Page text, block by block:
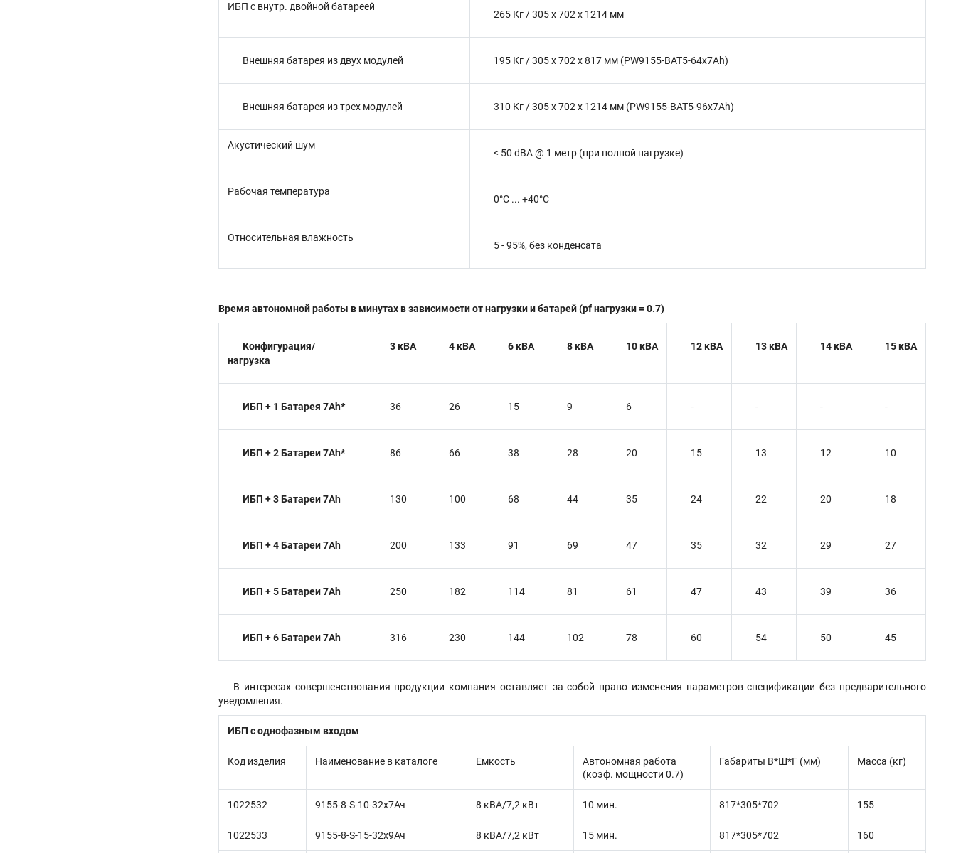
ИБП с внутр. двойной батареей
265 Кг / 305 x 702 x 1214 мм
Внешняя батарея из двух модулей 195 Кг / 305 x 702 x 817 мм (PW9155-BAT5-64x7Ah)
Внешняя батарея из трех модулей 310 Кг / 305 x 702 x 1214 мм (PW9155-BAT5-96x7Ah)
Акустический шум
< 50 dBA @ 1 метр (при полной нагрузке)
Рабочая температура
0°C ... +40°C
Относительная влажность
5 - 95%, без конденсата
Время автономной работы в минутах в зависимости от нагрузки и батарей (pf нагрузки = 0.7)
Конфигурация/
нагрузка
3 кВА 4 кВА 6 кВА 8 кВА 10 кВА 12 кВА 13 кВА 14 кВА 15 кВА
ИБП + 1 Батарея 7Ah* 36 26 15 9 6 - - - -
ИБП + 2 Батареи 7Ah* 86 66 38 28 20 15 13 12 10
ИБП + 3 Батареи 7Ah 130 100 68 44 35 24 22 20 18
ИБП + 4 Батареи 7Ah 200 133 91 69 47 35 32 29 27
ИБП + 5 Батареи 7Ah 250 182 114 81 61 47 43 39 36
ИБП + 6 Батареи 7Ah 316 230 144 102 78 60 54 50 45
В интересах совершенствования продукции компания оставляет за собой право изменения параметров спецификации без предварительного
уведомления.
ИБП с однофазным входом
Код изделия Наименование в каталоге Емкость
Автономная работа
(коэф. мощности 0.7)
Габариты В*Ш*Г (мм) Масса (кг)
1022532 9155-8-S-10-32x7Ач 8 кВА/7,2 кВт 10 мин. 817*305*702 155
1022533 9155-8-S-15-32x9Ач 8 кВА/7,2 кВт 15 мин. 817*305*702 160